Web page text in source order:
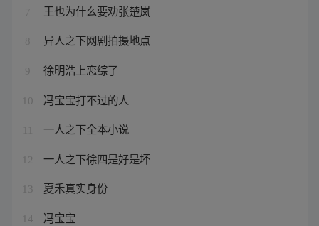
7 王也为什么要劝张楚岚
8 异人之下网剧拍摄地点
9 徐明浩上恋综了
10 冯宝宝打不过的人
一人之下全本小说
12 一人之下徐四是好是坏
13 夏禾真实身份
14 冯宝宝